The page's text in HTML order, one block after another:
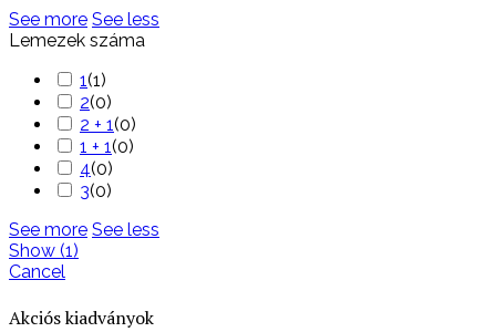
See more See less
Lemezek száma
1(1)
2(0)
2 + 1(0)
1 + 1(0)
4(0)
3(0)
See more See less
Show (1)
Cancel
Akciós kiadványok